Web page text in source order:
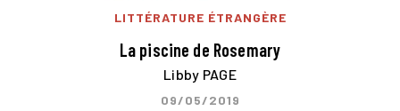
LITTÉRATURE ÉTRANGÈRE
La piscine de Rosemary
Libby PAGE
09/05/2019